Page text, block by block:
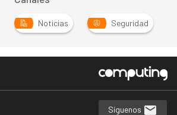
Noticias Seguridad
Síguenos